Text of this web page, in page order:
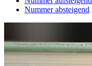
Nummer absteigend